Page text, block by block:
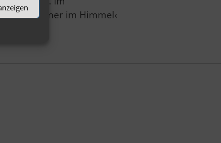
Münchner im Himmel‹
Politik.